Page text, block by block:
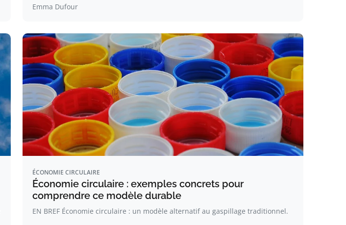
Emma Dufour
ÉCONOMIE CIRCULAIRE
Économie circulaire : exemples concrets pour
comprendre ce modèle durable
EN BREF Économie circulaire : un modèle alternatif au gaspillage traditionnel.